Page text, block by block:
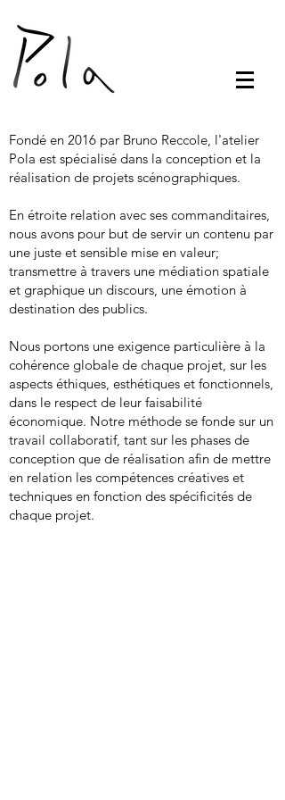
Fondé en 2016 par Bruno Reccole, l'atelier
Pola est spécialisé dans la conception et la
réalisation de projets scénographiques.
En étroite relation avec ses commanditaires,
nous avons pour but de servir un contenu par
une juste et sensible mise en valeur;
transmettre à travers une médiation spatiale
et graphique un discours, une émotion à
destination des publics.
Nous portons une exigence particulière à la
cohérence globale de chaque projet, sur les
aspects éthiques, esthétiques et fonctionnels,
dans le respect de leur faisabilité
économique. Notre méthode se fonde sur un
travail collaboratif, tant sur les phases de
conception que de réalisation afin de mettre
en relation les compétences créatives et
techniques en fonction des spécificités de
chaque projet.